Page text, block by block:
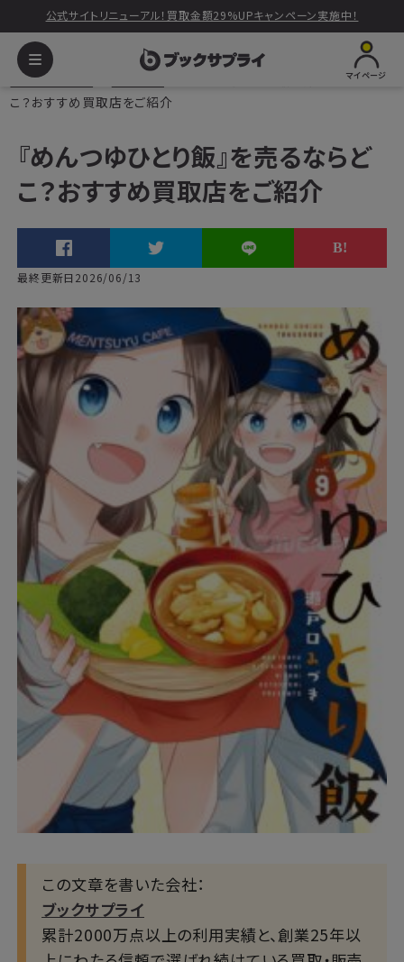
公式サイトリニューアル！買取金額29%UPキャンペーン実施中！
マイページ
ブックサプライ
『めんつゆひとり飯』を売るならど
こ？おすすめ買取店をご紹介
『めんつゆひとり飯』を売るならど
こ？おすすめ買取店をご紹介
最終更新日2026/06/13
この文章を書いた会社：
ブックサプライ
累計2000万点以上の利用実績と、創業25年以